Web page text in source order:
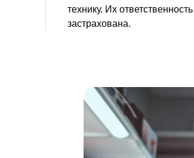
технику. Их ответственность
застрахована.